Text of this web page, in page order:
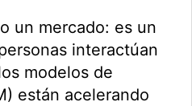
un mercado: es un
interactúan
modelos de
están acelerando